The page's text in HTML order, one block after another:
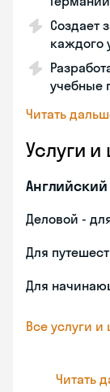
Создает
каждого
учебные
Читать
Услуги
Деловой -
Для
Для
Все услуги и
Читать